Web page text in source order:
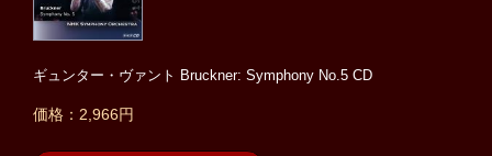
ギュンター・ヴァント Bruckner: Symphony No.5 CD
価格：2,966円